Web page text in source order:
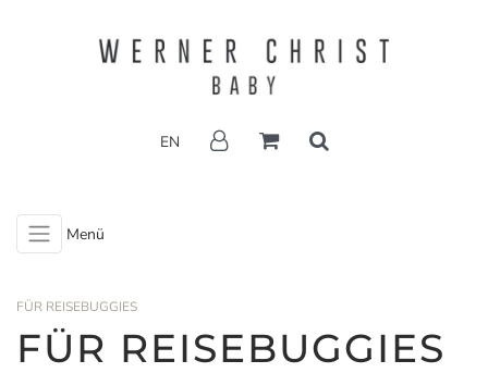
EN
Menü
FÜR REISEBUGGIES
FÜR REISEBUGGIES